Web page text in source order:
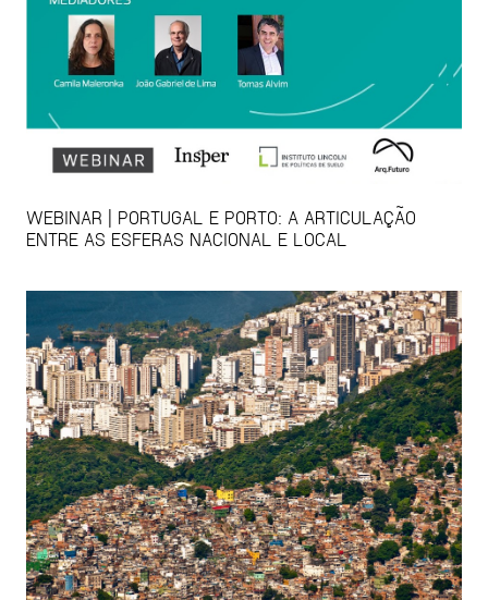
WEBINAR | PORTUGAL E PORTO: A ARTICULAÇÃO
ENTRE AS ESFERAS NACIONAL E LOCAL